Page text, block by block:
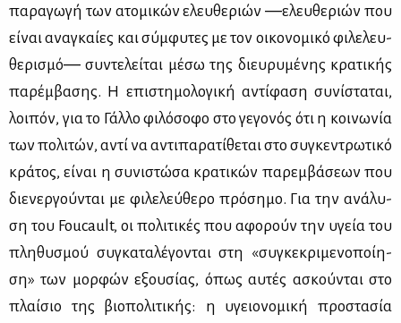
πα­ρα­γω­γή των ατο­μι­κών ελευ­θε­ριών ―ελευ­θε­ριών που
εί­ναι ανα­γκαί­ες και σύμ­φυ­τες με τον οι­κο­νο­μι­κό φι­λε­λευ­
θε­ρι­σμό― συ­ντε­λεί­ται μέ­σω της διευ­ρυ­μέ­νης κρα­τι­κής
πα­ρέμ­βα­σης. Η επι­στη­μο­λο­γι­κή αντί­φα­ση συ­νί­στα­ται,
λοι­πόν, για το Γάλ­λο φι­λό­σο­φο στο γε­γο­νός ότι η κοι­νω­νία
των πο­λι­τών, αντί να αντι­πα­ρα­τί­θε­ται στο συ­γκε­ντρω­τι­κό
κρά­τος, εί­ναι η συ­νι­στώ­σα κρα­τι­κών πα­ρεμ­βά­σε­ων που
διε­νερ­γού­νται με φι­λε­λεύ­θε­ρο πρό­ση­μο. Για την ανά­λυ­
ση του Foucault, οι πο­λι­τι­κές που αφο­ρούν την υγεία του
πλη­θυ­σμού συ­γκα­τα­λέ­γο­νται στη «συ­γκε­κρι­με­νο­ποί­η­
ση» των μορ­φών εξου­σί­ας, όπως αυ­τές ασκού­νται στο
πλαί­σιο της βιο­πο­λι­τι­κής: η υγειο­νο­μι­κή προ­στα­σία